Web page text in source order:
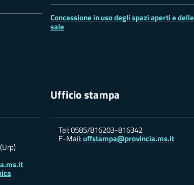
Concessione in uso degli spazi aperti e delle
sale
Ufficio stampa
Tel: 0585/816203-816342
E-Mail:uffstampa@provincia.ms.it